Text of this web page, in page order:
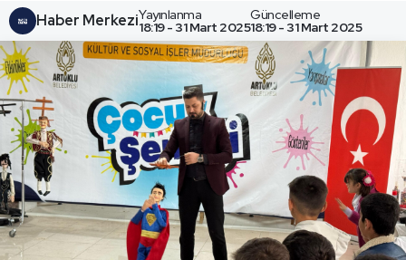
Haber MerkeziYayınlanma
18:19 - 31 Mart 2025
Güncelleme
18:19 - 31 Mart 2025